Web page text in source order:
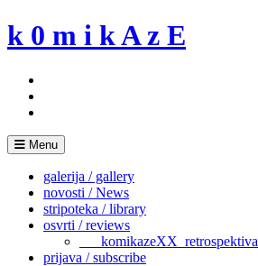
Skip
to
k 0 m i k A z E
Menu
galerija / gallery
novosti / News
stripoteka / library
osvrti / reviews
___komikazeXX_retrospektiva
prijava / subscribe